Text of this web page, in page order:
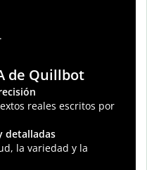
de Quillbot
reales escritos por
detalladas
la variedad y la